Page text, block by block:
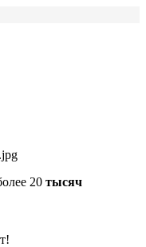
20 тысяч